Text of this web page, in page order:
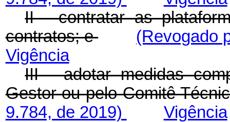
II - contratar as
contratos; e
(Revogado
Vigência
III - adotar medidas
Gestor ou pelo Comitê
9.784, de 2019)
Vigência